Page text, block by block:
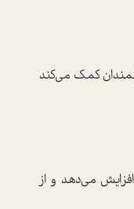
کمک می‌کند
افزایش می‌دهد و از